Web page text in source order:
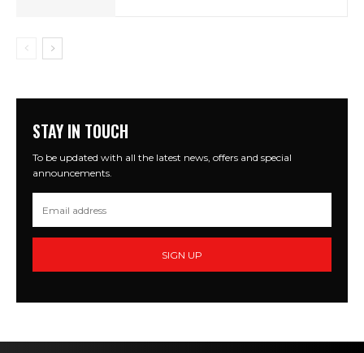
STAY IN TOUCH
To be updated with all the latest news, offers and special
announcements.
SIGN UP